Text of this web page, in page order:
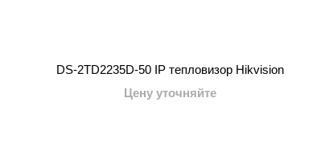
DS-2TD2235D-50 IP тепловизор Hikvision
Цену уточняйте